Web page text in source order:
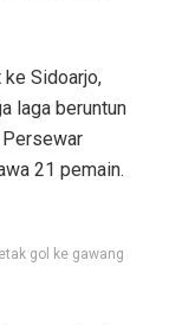
ke Sidoarjo,
laga beruntun
Persewar
21 pemain.
gol ke gawang